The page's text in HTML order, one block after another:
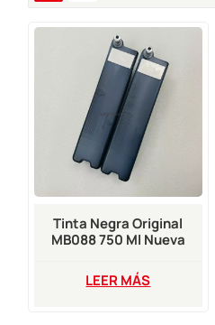
Tinta Negra Original
MB088 750 Ml Nueva
LEER MÁS